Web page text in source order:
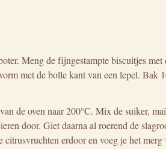
Meng de fijngestampte biscuitjes met
met de bolle kant van een lepel. Bak
de oven naar 200°C. Mix de suiker,
door. Giet daarna al roerend de
erdoor en voeg je het merg